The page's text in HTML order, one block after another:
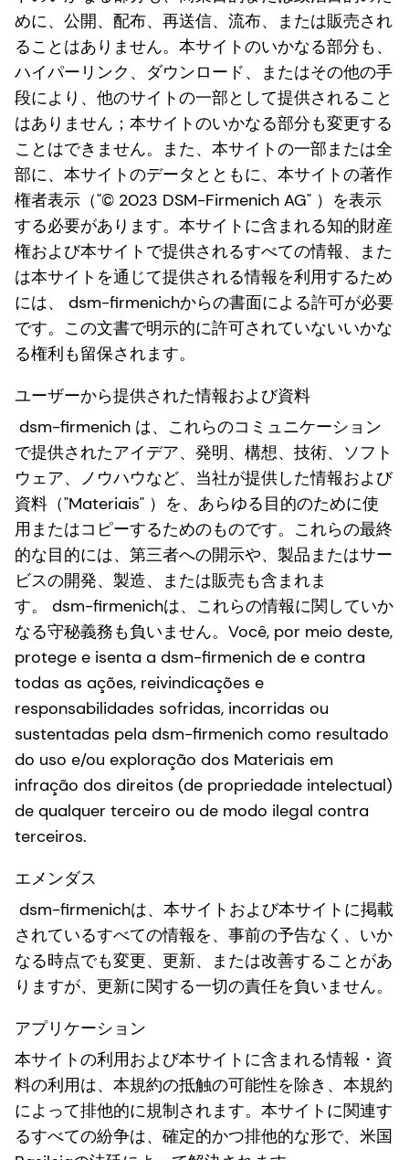
めに、公開、配布、再送信、流布、または販売され
ることはありません。本サイトのいかなる部分も、
ハイパーリンク、ダウンロード、またはその他の手
段により、他のサイトの一部として提供されること
はありません；本サイトのいかなる部分も変更する
ことはできません。また、本サイトの一部または全
部に、本サイトのデータとともに、本サイトの著作
権者表示（"© 2023 DSM-Firmenich AG" ）を表示
する必要があります。本サイトに含まれる知的財産
権および本サイトで提供されるすべての情報、また
は本サイトを通じて提供される情報を利用するため
には、 dsm-firmenichからの書面による許可が必要
です。この文書で明示的に許可されていないいかな
る権利も留保されます。
ユーザーから提供された情報および資料
dsm-firmenich は、これらのコミュニケーション
で提供されたアイデア、発明、構想、技術、ソフト
ウェア、ノウハウなど、当社が提供した情報および
資料（"Materiais" ）を、あらゆる目的のために使
用またはコピーするためのものです。これらの最終
的な目的には、第三者への開示や、製品またはサー
ビスの開発、製造、または販売も含まれま
す。 dsm-firmenichは、これらの情報に関していか
なる守秘義務も負いません。Você, por meio deste,
protege e isenta a dsm-firmenich de e contra
todas as ações, reivindicações e
responsabilidades sofridas, incorridas ou
sustentadas pela dsm-firmenich como resultado
do uso e/ou exploração dos Materiais em
infração dos direitos (de propriedade intelectual)
de qualquer terceiro ou de modo ilegal contra
terceiros.
エメンダス
dsm-firmenichは、本サイトおよび本サイトに掲載
されているすべての情報を、事前の予告なく、いか
なる時点でも変更、更新、または改善することがあ
りますが、更新に関する一切の責任を負いません。
アプリケーション
本サイトの利用および本サイトに含まれる情報・資
料の利用は、本規約の抵触の可能性を除き、本規約
によって排他的に規制されます。本サイトに関連す
るすべての紛争は、確定的かつ排他的な形で、米国